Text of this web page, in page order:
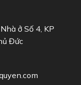
ở Số 4, KP
Đức